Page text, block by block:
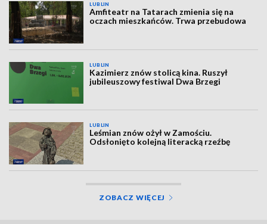
LUBLIN
Amfiteatr na Tatarach zmienia się na
oczach mieszkańców. Trwa przebudowa
LUBLIN
Kazimierz znów stolicą kina. Ruszył
jubileuszowy festiwal Dwa Brzegi
LUBLIN
Leśmian znów ożył w Zamościu.
Odsłonięto kolejną literacką rzeźbę
ZOBACZ WIĘCEJ